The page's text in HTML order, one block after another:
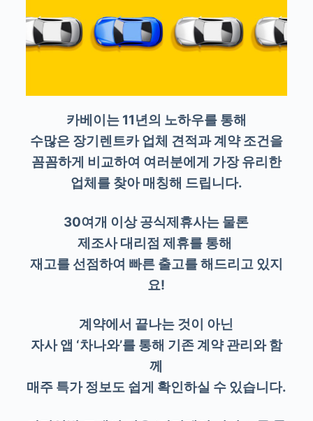
카베이는 11년의 노하우를 통해
수많은 장기렌트카 업체 견적과 계약 조건을
꼼꼼하게 비교하여 여러분에게 가장 유리한
업체를 찾아 매칭해 드립니다.
30여개 이상 공식제휴사는 물론
제조사 대리점 제휴를 통해
재고를 선점하여 빠른 출고를 해드리고 있지
요!
계약에서 끝나는 것이 아닌
자사 앱 ‘차나와’를 통해 기존 계약 관리와 함
께
매주 특가 정보도 쉽게 확인하실 수 있습니다.